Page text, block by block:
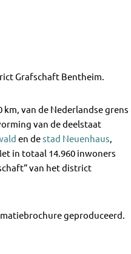
Grafschaft Bentheim.
van de Nederlandse grens
van de deelstaat
en destad Neuenhaus,
in totaal 14.960 inwoners
van het district
geproduceerd.